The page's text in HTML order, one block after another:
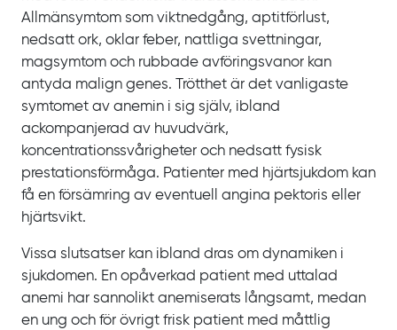
Allmänsymtom som viktnedgång, aptitförlust,
nedsatt ork, oklar feber, nattliga svettningar,
magsymtom och rubbade avföringsvanor kan
antyda malign genes. Trötthet är det vanligaste
symtomet av anemin i sig själv, ibland
ackompanjerad av huvudvärk,
koncentrationssvårigheter och nedsatt fysisk
prestationsförmåga. Patienter med hjärtsjukdom kan
få en försämring av eventuell angina pektoris eller
hjärtsvikt.
Vissa slutsatser kan ibland dras om dynamiken i
sjukdomen. En opåverkad patient med uttalad
anemi har sannolikt anemiserats långsamt, medan
en ung och för övrigt frisk patient med måttlig